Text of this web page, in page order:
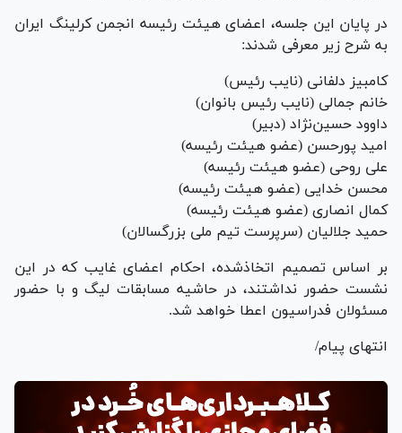
در پایان این جلسه، اعضای هیئت رئیسه انجمن کرلینگ ایران
به شرح زیر معرفی شدند:
کامبیز دلفانی (نایب رئیس)
خانم جمالی (نایب رئیس بانوان)
داوود حسین‌نژاد (دبیر)
امید پورحسن (عضو هیئت رئیسه)
علی روحی (عضو هیئت رئیسه)
محسن خدایی (عضو هیئت رئیسه)
کمال انصاری (عضو هیئت رئیسه)
حمید جلالیان (سرپرست تیم ملی بزرگسالان)
بر اساس تصمیم اتخاذشده، احکام اعضای غایب که در این
نشست حضور نداشتند، در حاشیه مسابقات لیگ و با حضور
مسئولان فدراسیون اعطا خواهد شد.
انتهای پیام/